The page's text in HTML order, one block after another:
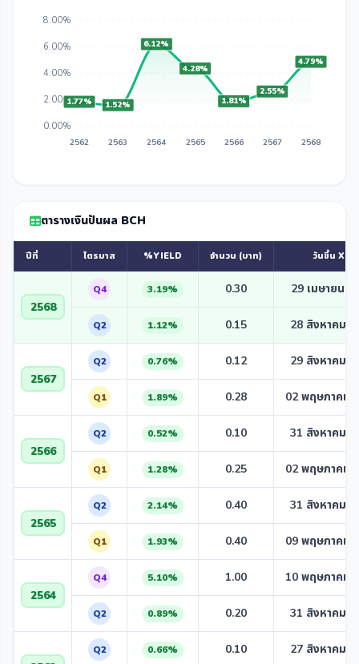
8.00%
6.00%
4.00%
2.00%
0.00%
1.77% 1.52%
6.12%
4.28%
1.81%
2.55%
4.79%
2562 2563 2564 2565 2566 2567 2568
ตารางเงินปันผล BCH
ปีที่ ไตรมาส %YIELD จำนวน (บาท) วันขึ้น XD
2568
Q4 3.19% 0.30 29 เมษายน
Q2 1.12% 0.15 28 สิงหาคม
2567
Q2 0.76% 0.12 29 สิงหาคม
Q1 1.89% 0.28 02 พฤษภาคม
2566
Q2 0.52% 0.10 31 สิงหาคม
Q1 1.28% 0.25 02 พฤษภาคม
2565
Q2 2.14% 0.40 31 สิงหาคม
Q1 1.93% 0.40 09 พฤษภาคม
2564
Q4 5.10% 1.00 10 พฤษภาคม
Q2 0.89% 0.20 31 สิงหาคม
Q2 0.66% 0.10 27 สิงหาคม